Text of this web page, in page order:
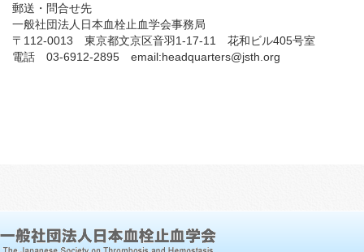
郵送・問合せ先
一般社団法人日本血栓止血学会事務局
〒112-0013 東京都文京区音羽1-17-11 花和ビル405号室
電話 03-6912-2895 email:headquarters@jsth.org